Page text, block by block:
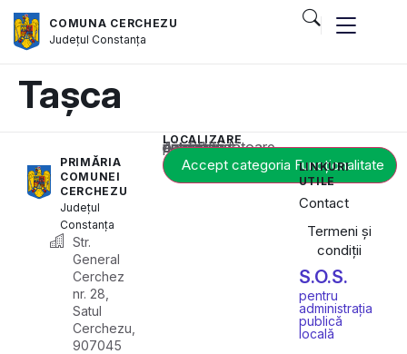
COMUNA CERCHEZU
JudețulConstanța
Tașca
PRIMĂRIA
COMUNEI
CERCHEZU
Județul
Constanța
Str.
General
Cerchez
nr. 28,
Satul
Cerchezu,
907045
LOCALIZARE
Acest conținut este blocat până când acceptați categoria corespunzătoare de cookie-uri.
Accept categoria Funcționalitate
LINKURI
UTILE
Contact
Termeni și
condiții
S.O.S.
pentru
administrația
publică
locală